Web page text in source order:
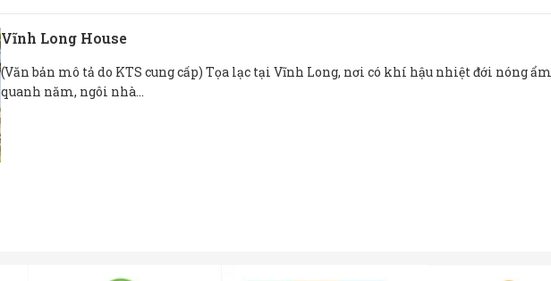
Vĩnh Long House
(Văn bản mô tả do KTS cung cấp) Tọa lạc tại Vĩnh Long, nơi có khí hậu nhiệt đới nóng ẩm
quanh năm, ngôi nhà...